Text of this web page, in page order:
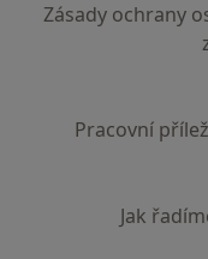
Zásady ochrany
Pracovní
Jak